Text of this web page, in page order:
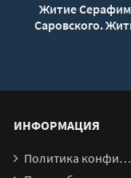
Житие
Саровского.
ИНФОРМАЦИЯ
Политика конфиденциальности